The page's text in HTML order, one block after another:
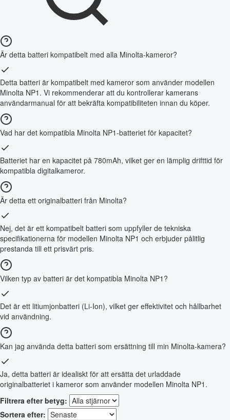
Är detta batteri kompatibelt med alla Minolta-kameror?
Detta batteri är kompatibelt med kameror som använder modellen
Minolta NP1. Vi rekommenderar att du kontrollerar kamerans
användarmanual för att bekräfta kompatibiliteten innan du köper.
Vad har det kompatibla Minolta NP1-batteriet för kapacitet?
Batteriet har en kapacitet på 780mAh, vilket ger en lämplig drifttid för
kompatibla digitalkameror.
Är detta ett originalbatteri från Minolta?
Nej, det är ett kompatibelt batteri som uppfyller de tekniska
specifikationerna för modellen Minolta NP1 och erbjuder pålitlig
prestanda till ett prisvärt pris.
Vilken typ av batteri är det kompatibla Minolta NP1?
Det är ett litiumjonbatteri (Li-Ion), vilket ger effektivitet och hållbarhet
vid användning.
Kan jag använda detta batteri som ersättning till min Minolta-kamera?
Ja, detta batteri är idealiskt för att ersätta det urladdade
originalbatteriet i kameror som använder modellen Minolta NP1.
Filtrera efter betyg:
Sortera efter: